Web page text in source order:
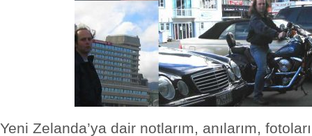
Yeni Zelanda’ya dair notlarım, anılarım,